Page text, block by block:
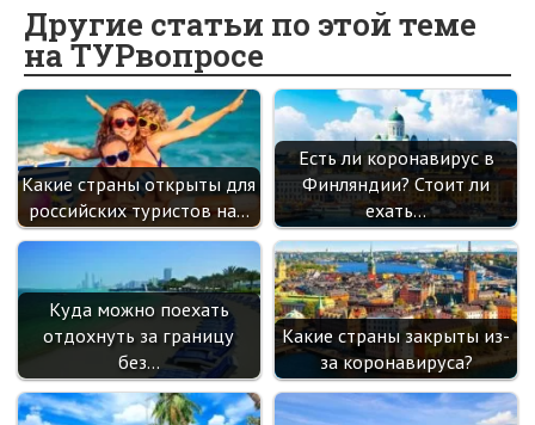
o
o
k
o
kl
as
sn
ik
i
er dI
n
es
t
a
m
Другие статьи по этой теме
на ТУРвопросе
Какие страны открыты для
российских туристов на…
Есть ли коронавирус в
Финляндии? Стоит ли
ехать…
Куда можно поехать
отдохнуть за границу
без…
Какие страны закрыты из-
за коронавируса?